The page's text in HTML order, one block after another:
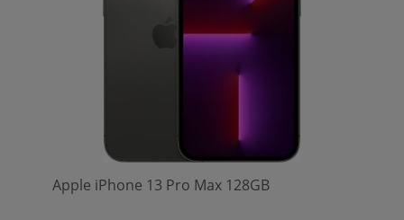
Apple iPhone 13 Pro Max 128GB